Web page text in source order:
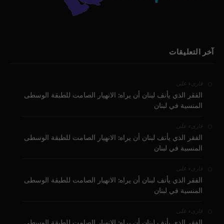
آخر التعليقات
قارىء على
الفقر الذي يأنف لبنان أن يراه: الانهيار الصامت للطبقة الوسطى
المنسية في لبنان
قارىء على
الفقر الذي يأنف لبنان أن يراه: الانهيار الصامت للطبقة الوسطى
المنسية في لبنان
قارىء على
الفقر الذي يأنف لبنان أن يراه: الانهيار الصامت للطبقة الوسطى
المنسية في لبنان
قارىء على